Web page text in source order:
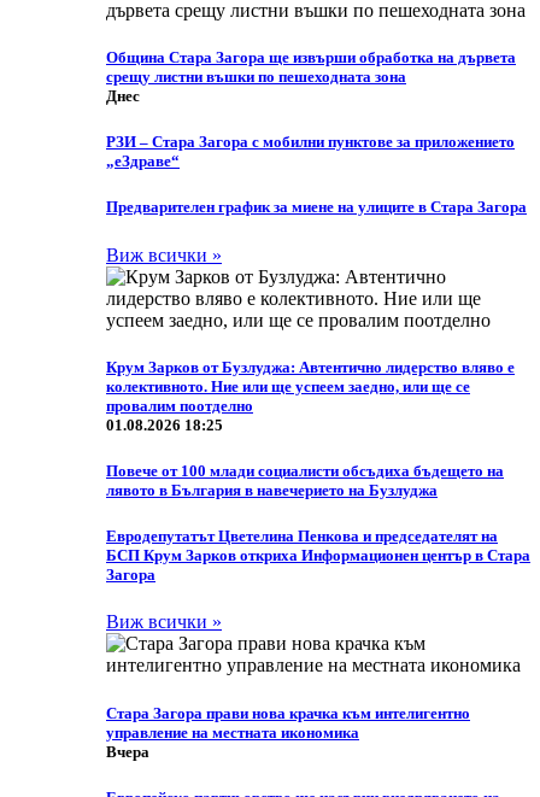
Община Стара Загора ще извърши обработка на дървета
срещу листни въшки по пешеходната зона
Днес
РЗИ – Стара Загора с мобилни пунктове за приложението
„еЗдраве“
Предварителен график за миене на улиците в Стара Загора
Виж всички »
Крум Зарков от Бузлуджа: Автентично лидерство вляво е
колективното. Ние или ще успеем заедно, или ще се
провалим поотделно
01.08.2026 18:25
Повече от 100 млади социалисти обсъдиха бъдещето на
лявото в България в навечерието на Бузлуджа
Eвродепутатът Цветелина Пенкова и председателят на
БСП Крум Зарков откриха Информационен център в Стара
Загора
Виж всички »
Стара Загора прави нова крачка към интелигентно
управление на местната икономика
Вчера